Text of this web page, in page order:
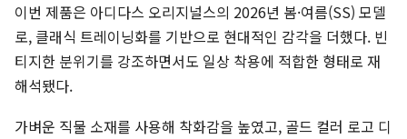
이번 제품은 아디다스 오리지널스의 2026년 봄·여름(SS) 모델
로, 클래식 트레이닝화를 기반으로 현대적인 감각을 더했다. 빈
티지한 분위기를 강조하면서도 일상 착용에 적합한 형태로 재
해석됐다.
가벼운 직물 소재를 사용해 착화감을 높였고, 골드 컬러 로고 디